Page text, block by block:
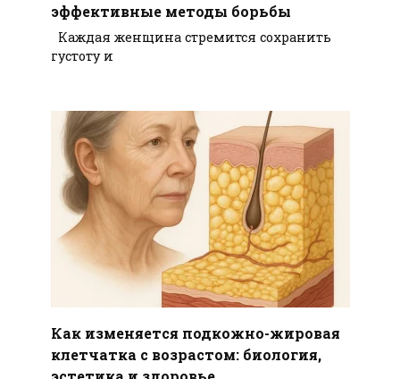
эффективные методы борьбы
Каждая женщина стремится сохранить
густоту и
Как изменяется подкожно-жировая
клетчатка с возрастом: биология,